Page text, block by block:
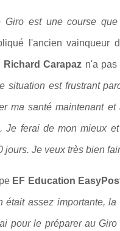
Giro est une course
l'ancien vainqueur
Richard Carapaz n'a pas
situation est frustrant
ma santé maintenant
Je ferai de mon mieux
jours. Je veux très bien
EF Education
était assez importante,
pour le préparer au